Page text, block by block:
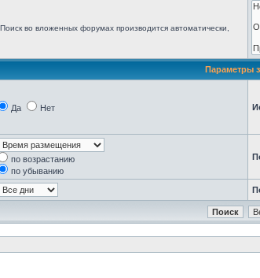
во вложенных форумах производится автоматически,
Параметры
Да Нет
по возрастанию
по убыванию